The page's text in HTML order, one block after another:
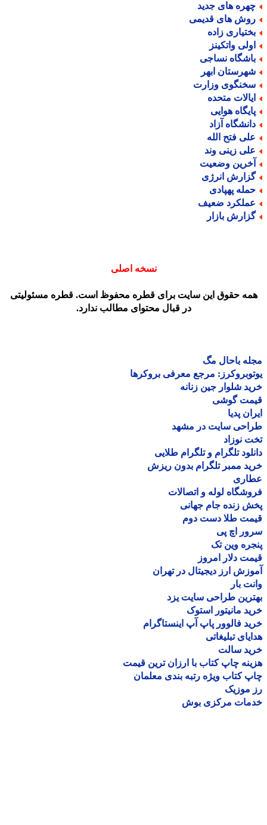
های جدید
های قدیمی
زاده
واتکینز
نساجی
ابهر
وزارت
متحده
هوایی
آزاد
فتح الله
زینی وند
وضعیت
انرژی
پهپادی
ضعیف
بازار
نسخه اصلی
حقوق این سایت برای قطره محفوظ است. قطره مسئولیتی
در قبال محتوای مطالب ندارد.
باحال مگ
مرجع معرفی بروکرها
شلوار جین زنانه
گوشی
پدیا
سایت در مشهد
نوزاد
تلگرام و تلگرام طلایی
ممبر تلگرام بدون ریزش
لوله و اتصالات
زنده جام جهانی
طلا دست دوم
اچ پی
وین تک
دلار امروز
ارز دیجیتال در تهران
بار
طراحی سایت یزد
مانیتور استوک
فالوور پاپ آپ اینستاگرام
تبلیغاتی
سالت
چاپ کتاب با ارزان ترین قیمت
کتاب ویژه رتبه بندی معلمان
موزیک
مرکزی بوش